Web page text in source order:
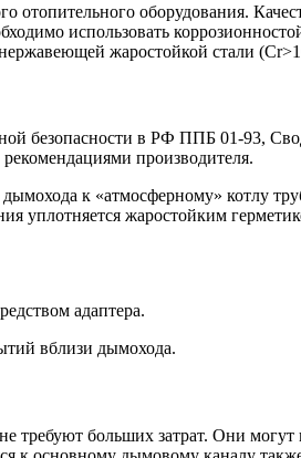
отопительного оборудования.
использовать
жаростойкой стали
безопасности в РФ ППБ 01-93,
производителя.
к «атмосферному» котлу
уплотняется жаростойким
адаптера.
вблизи дымохода.
больших затрат. Они могут